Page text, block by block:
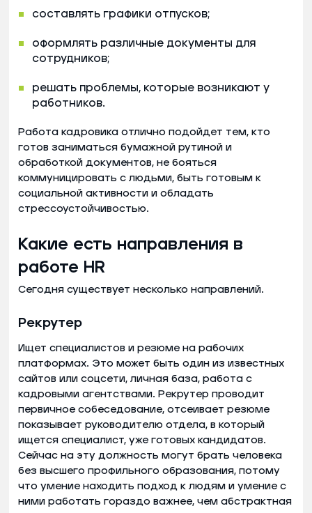
⁠⁠составлять графики отпусков;
оформлять различные документы для
сотрудников;
⁠⁠решать проблемы, которые возникают у
работников.
Работа кадровика отлично подойдет тем, кто
готов заниматься бумажной рутиной и
обработкой документов, не бояться
коммуницировать с людьми, быть готовым к
социальной активности и обладать
стрессоустойчивостью.
Какие есть направления в
работе HR
Сегодня существует несколько направлений.
Рекрутер
Ищет специалистов и резюме на рабочих
платформах. Это может быть один из известных
сайтов или соцсети, личная база, работа с
кадровыми агентствами. Рекрутер проводит
первичное собеседование, отсеивает резюме
показывает руководителю отдела, в который
ищется специалист, уже готовых кандидатов.
Сейчас на эту должность могут брать человека
без высшего профильного образования, потому
что умение находить подход к людям и умение с
ними работать гораздо важнее, чем абстрактная